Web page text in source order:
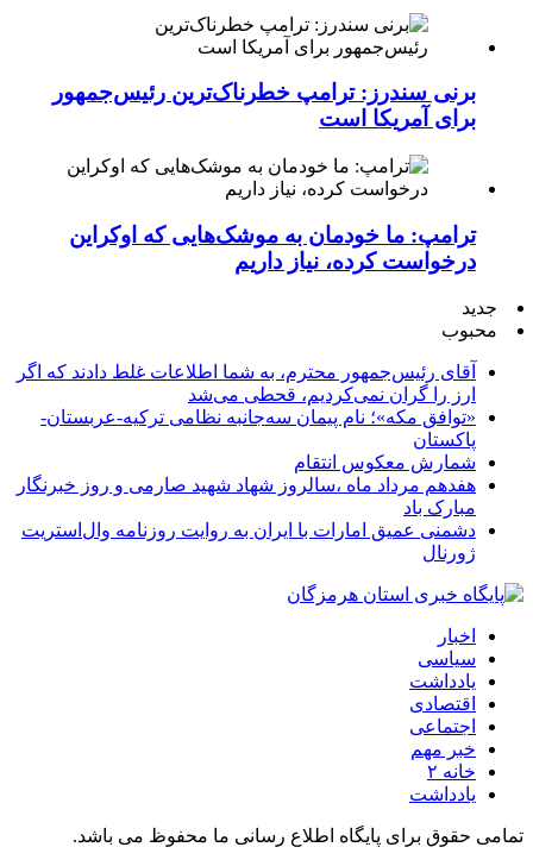
برنی سندرز: ترامپ خطرناک‌ترین رئیس‌جمهور
برای آمریکا است
ترامپ: ما خودمان به موشک‌هایی که اوکراین
درخواست کرده، نیاز داریم
جدید
محبوب
آقای رئیس‌جمهور محترم، به شما اطلاعات غلط دادند که اگر
ارز را گران نمی‌کردیم، قحطی می‌شد
«توافق مکه»؛ نام پیمان سه‌جانبه نظامی ترکیه-عربستان-
پاکستان
شمارش معکوس انتقام
هفدهم مرداد ماه ،سالروز شهاد شهید صارمی و روز خبرنگار
مبارک باد
دشمنی عمیق امارات با ایران به روایت روزنامه وال‌استریت
ژورنال
اخبار
سیاسی
یادداشت
اقتصادی
اجتماعی
خبر مهم
خانه ۲
یادداشت
تمامی حقوق برای پایگاه اطلاع رسانی ما محفوظ می باشد.